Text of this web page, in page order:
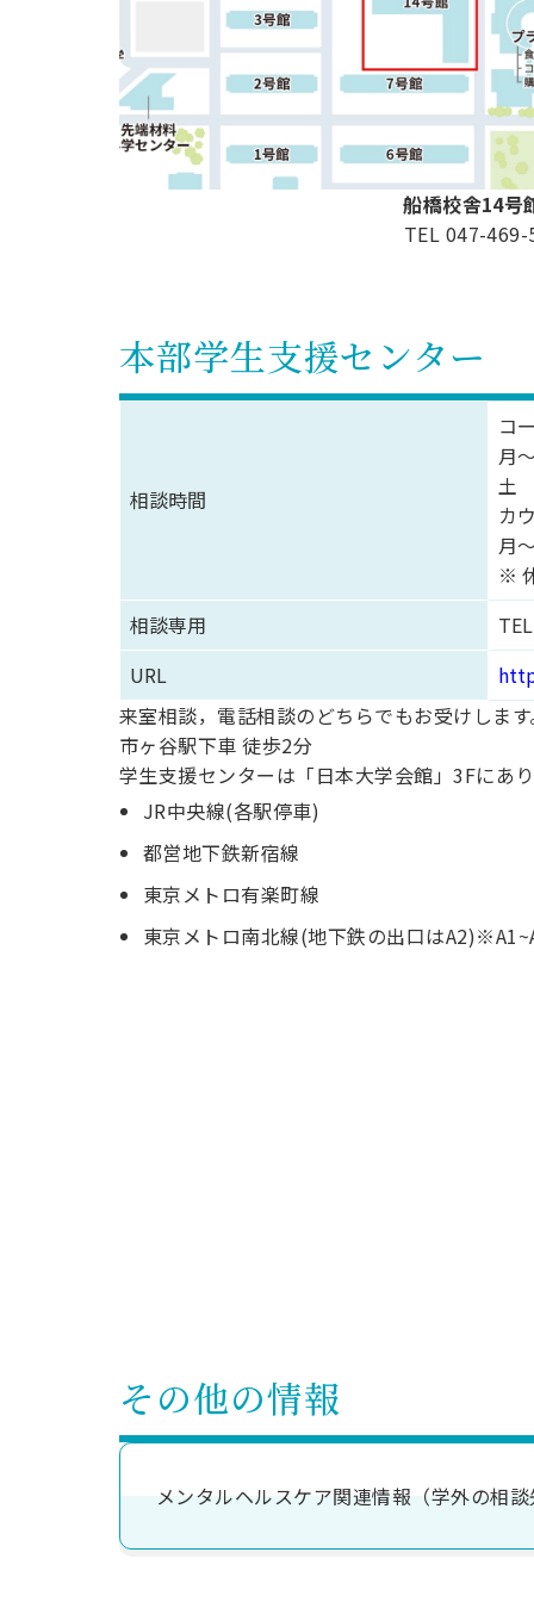
船橋校舎14号
TEL 047-
本部学生支援センター
相談時間
コ
月
土
カ
月
※
相談専用
URL
来室相談，電話相談のどちらでもお受けしま
市ヶ谷駅下車 徒歩2分
学生支援センターは「日本大学会館」3Fにあ
JR中央線(各駅停車)
都営地下鉄新宿線
東京メトロ有楽町線
東京メトロ南北線(地下鉄の出口は
その他の情報
メンタルヘルスケア関連情報（学外の相